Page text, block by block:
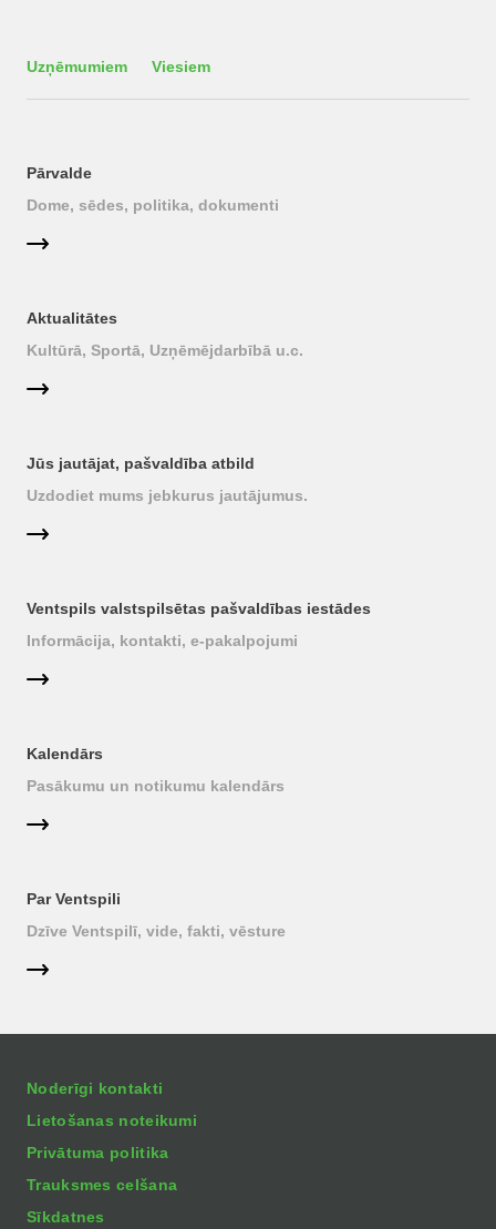
Uzņēmumiem Viesiem
Pārvalde
Dome, sēdes, politika, dokumenti
Aktualitātes
Kultūrā, Sportā, Uzņēmējdarbībā u.c.
Jūs jautājat, pašvaldība atbild
Uzdodiet mums jebkurus jautājumus.
Ventspils valstspilsētas pašvaldības iestādes
Informācija, kontakti, e-pakalpojumi
Kalendārs
Pasākumu un notikumu kalendārs
Par Ventspili
Dzīve Ventspilī, vide, fakti, vēsture
Noderīgi kontakti
Lietošanas noteikumi
Privātuma politika
Trauksmes celšana
Sīkdatnes